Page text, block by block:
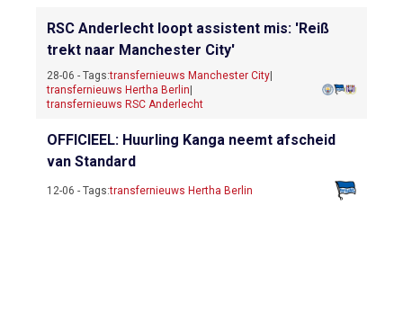
RSC Anderlecht loopt assistent mis: 'Reiß
trekt naar Manchester City'
28-06 - Tags:transfernieuws Manchester City|
transfernieuws Hertha Berlin|
transfernieuws RSC Anderlecht
OFFICIEEL: Huurling Kanga neemt afscheid
van Standard
12-06 - Tags:transfernieuws Hertha Berlin